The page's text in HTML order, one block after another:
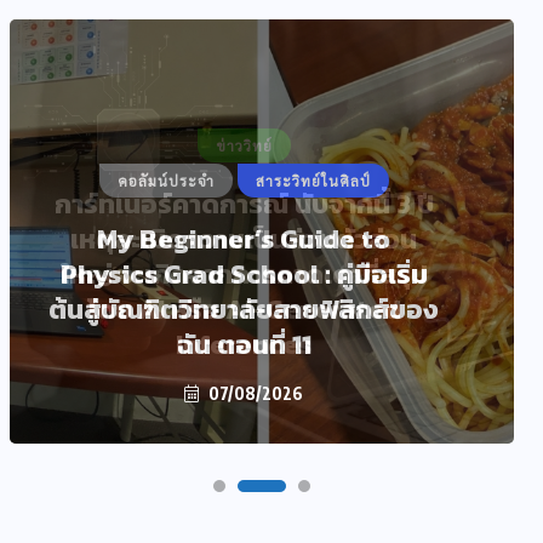
คอลัมน์ประจำ สาระวิทย์ในศิลป์
My Beginner’s Guide to
Physics Grad School : คู่มือเริ่ม
ต้นสู่บัณฑิตวิทยาลัยสายฟิสิกส์ของ
ฉัน ตอนที่ 11
07/08/2026